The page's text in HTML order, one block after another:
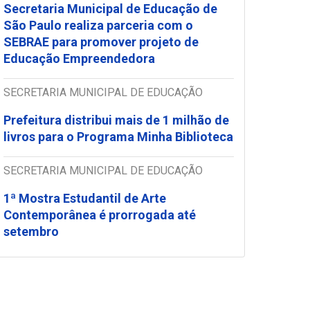
Secretaria Municipal de Educação de
São Paulo realiza parceria com o
SEBRAE para promover projeto de
Educação Empreendedora
SECRETARIA MUNICIPAL DE EDUCAÇÃO
Prefeitura distribui mais de 1 milhão de
livros para o Programa Minha Biblioteca
SECRETARIA MUNICIPAL DE EDUCAÇÃO
1ª Mostra Estudantil de Arte
Contemporânea é prorrogada até
setembro